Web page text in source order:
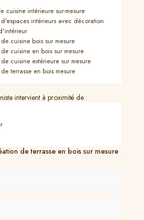
cuisine intérieure sur-mesure
intérieurs avec décoration
cuisine bois sur mesure
cuisine en bois sur mesure
cuisine extérieure sur mesure
terrasse en bois mesure
intervient à proximité de :
de terrasse en bois sur mesure